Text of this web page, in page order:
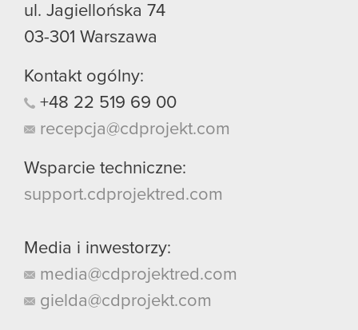
ul. Jagiellońska 74
03-301 Warszawa
Kontakt ogólny:
+48 22 519 69 00
recepcja@cdprojekt.com
Wsparcie techniczne:
support.cdprojektred.com
Media i inwestorzy:
media@cdprojektred.com
gielda@cdprojekt.com